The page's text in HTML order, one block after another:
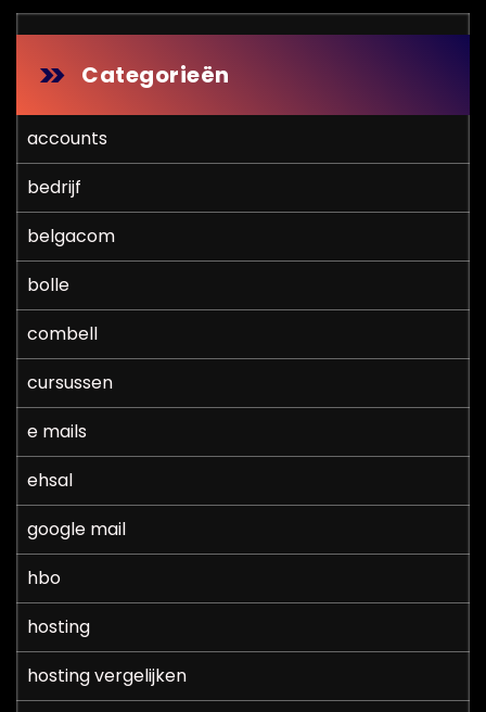
Categorieën
accounts
bedrijf
belgacom
bolle
combell
cursussen
e mails
ehsal
google mail
hbo
hosting
hosting vergelijken